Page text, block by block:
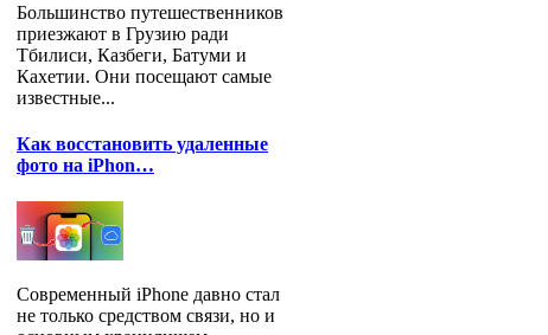
Большинство путешественников
приезжают в Грузию ради
Тбилиси, Казбеги, Батуми и
Кахетии. Они посещают самые
известные...
Как восстановить удаленные
фото на iPhon…
Современный iPhone давно стал
не только средством связи, но и